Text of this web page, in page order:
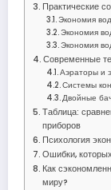
Практические
Экономия
Экономия
Экономия
Современные
Аэраторы и
Системы
Двойные
Таблица:
приборов
Психология
Ошибки,
Как
миру?